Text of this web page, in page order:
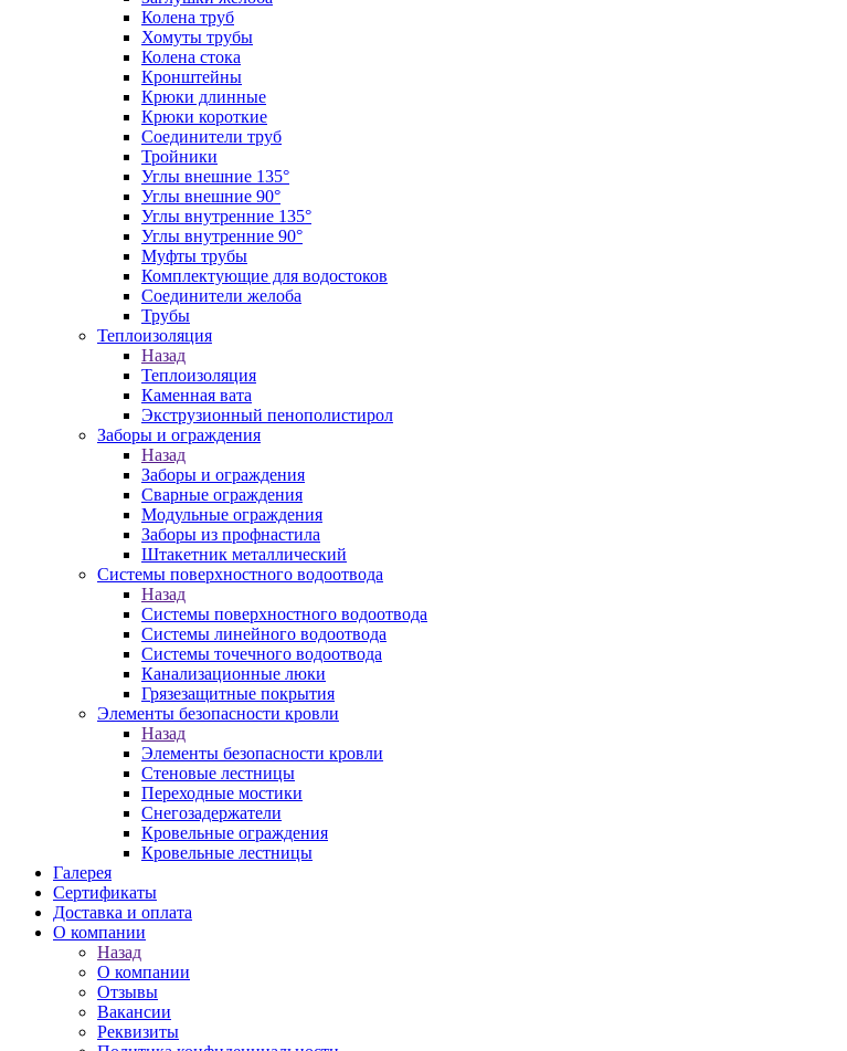
Колена труб
Хомуты трубы
Колена стока
Кронштейны
Крюки длинные
Крюки короткие
Соединители труб
Тройники
Углы внешние 135°
Углы внешние 90°
Углы внутренние 135°
Углы внутренние 90°
Муфты трубы
Комплектующие для водостоков
Соединители желоба
Трубы
Теплоизоляция
Назад
Теплоизоляция
Каменная вата
Экструзионный пенополистирол
Заборы и ограждения
Назад
Заборы и ограждения
Сварные ограждения
Модульные ограждения
Заборы из профнастила
Штакетник металлический
Системы поверхностного водоотвода
Назад
Системы поверхностного водоотвода
Системы линейного водоотвода
Системы точечного водоотвода
Канализационные люки
Грязезащитные покрытия
Элементы безопасности кровли
Назад
Элементы безопасности кровли
Стеновые лестницы
Переходные мостики
Снегозадержатели
Кровельные ограждения
Кровельные лестницы
Галерея
Сертификаты
Доставка и оплата
О компании
Назад
О компании
Отзывы
Вакансии
Реквизиты